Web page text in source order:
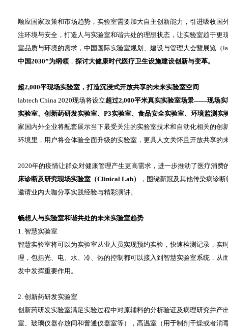
顺应国家政策和市场趋势，实验室需要加大自主创新能力，引进吸收
注环境与安全，打造人与实验室和谐共处的理想状态，让实验室趋于
室品质与环境的需求，中国国际实验室规划、建设与管理大会暨展览（
中国2030”为纲领 ， 探讨大健康时代医疗卫生设施建设创新与变革。
超2,000平现场实验室，打造沉浸式开放共享的未来实验室空间
labtech China 2020现场将设立超过2,000平米真实实验室场景——现场
实验室、创新药研发实验室、P3实验室、食品安全实验室、环境监测实
家国内外企业将配套展示当下最受关注的实验室技术和自动化相关的
环境里，用户将会体验全面升级的实验室，更具人文关怀且开放共享的
2020年的疫情让群众对健康管理产生更高需求，进一步推动了医疗消
床诊断及研究现场实验室（Clinical Lab）
，围绕新冠及其他传染病诊
邀请业内大咖分享实践经验与精彩演讲。
畅想人与实验室和谐共处的未来实验室趋势
1. 智慧实验室
智慧实验室将可以为实验室从业人员实现预约实验，快速检测记录，
理，包括光、电、水、冷、热的控制都可以接入到智慧实验室系统，
发中发挥重要作用。
2. 创新药研发实验室
创新药研发实验室满足实验过程中对原辅料的分析验证及病理研究并
室、玻璃仪器存放间和普通仪器室等），高温室（用于制剂干燥或者